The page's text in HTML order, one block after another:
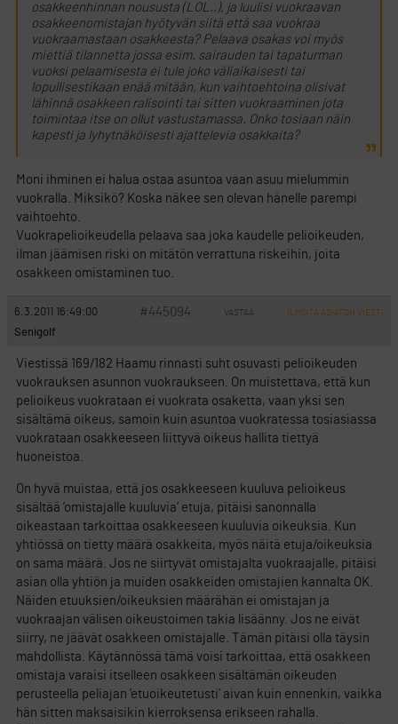
osakkeenhinnan noususta (LOL..), ja luulisi vuokraavan
osakkeenomistajan hyötyvän siitä että saa vuokraa
vuokraamastaan osakkeesta? Pelaava osakas voi myös
miettiä tilannetta jossa esim. sairauden tai tapaturman
vuoksi pelaamisesta ei tule joko väliaikaisesti tai
lopullisestikaan enää mitään, kun vaihtoehtoina olisivat
lähinnä osakkeen ralisointi tai sitten vuokraaminen jota
toimintaa itse on ollut vastustamassa. Onko tosiaan näin
kapesti ja lyhytnäköisesti ajattelevia osakkaita?
Moni ihminen ei halua ostaa asuntoa vaan asuu mielummin
vuokralla. Miksikö? Koska näkee sen olevan hänelle parempi
vaihtoehto.
Vuokrapelioikeudella pelaava saa joka kaudelle pelioikeuden,
ilman jäämisen riski on mitätön verrattuna riskeihin, joita
osakkeen omistaminen tuo.
6.3.2011 16:49:00 #445094 VASTAA ILMOITA ASIATON VIESTI
Senigolf
Viestissä 169/182 Haamu rinnasti suht osuvasti pelioikeuden
vuokrauksen asunnon vuokraukseen. On muistettava, että kun
pelioikeus vuokrataan ei vuokrata osaketta, vaan yksi sen
sisältämä oikeus, samoin kuin asuntoa vuokratessa tosiasiassa
vuokrataan osakkeeseen liittyvä oikeus hallita tiettyä
huoneistoa.
On hyvä muistaa, että jos osakkeeseen kuuluva pelioikeus
sisältää ’omistajalle kuuluvia’ etuja, pitäisi sanonnalla
oikeastaan tarkoittaa osakkeeseen kuuluvia oikeuksia. Kun
yhtiössä on tietty määrä osakkeita, myös näitä etuja/oikeuksia
on sama määrä. Jos ne siirtyvät omistajalta vuokraajalle, pitäisi
asian olla yhtiön ja muiden osakkeiden omistajien kannalta OK.
Näiden etuuksien/oikeuksien määrähän ei omistajan ja
vuokraajan välisen oikeustoimen takia lisäänny. Jos ne eivät
siirry, ne jäävät osakkeen omistajalle. Tämän pitäisi olla täysin
mahdollista. Käytännössä tämä voisi tarkoittaa, että osakkeen
omistaja varaisi itselleen osakkeen sisältämän oikeuden
perusteella peliajan ’etuoikeutetusti’ aivan kuin ennenkin, vaikka
hän sitten maksaisikin kierroksensa erikseen rahalla.